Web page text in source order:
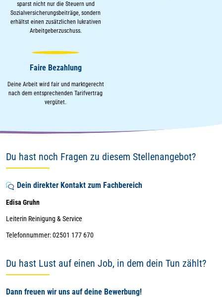
sparst nicht nur die Steuern und
Sozialversicherungsbeiträge, sondern
erhältst einen zusätzlichen lukrativen
Arbeitgeberzuschuss.
Faire Bezahlung
Deine Arbeit wird fair und marktgerecht
nach dem entsprechenden Tarifvertrag
vergütet.
Du hast noch Fragen zu diesem Stellenangebot?
Dein direkter Kontakt zum Fachbereich
Edisa Gruhn
Leiterin Reinigung & Service
Telefonnummer: 02501 177 670
Du hast Lust auf einen Job, in dem dein Tun zählt?
Dann freuen wir uns auf deine Bewerbung!